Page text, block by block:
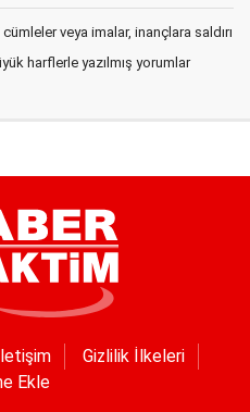
veya imalar, inançlara saldırı
harflerle yazılmış yorumlar
Gizlilik İlkeleri
Ekle